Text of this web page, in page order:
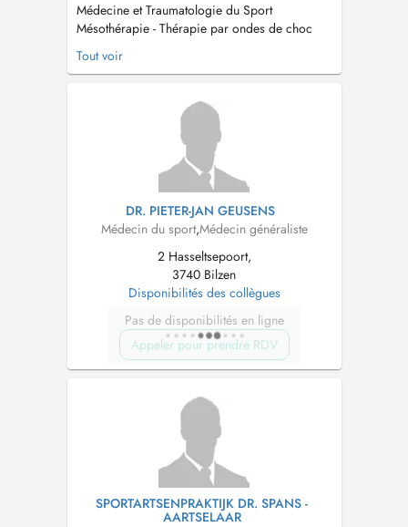
Médecine et Traumatologie du Sport
Mésothérapie - Thérapie par ondes de choc
Thérapie par PRP (Plasma Riche en Plaquettes)
ECG à l'effort Médecin agréé ACFF
foot) Médecine de plongée et hyperbare
ATTENTION : la prise de RDV pour aptitude
Tout voir
DR. PIETER-JAN GEUSENS
Médecin du sport,Médecin généraliste
2 Hasseltsepoort,
3740 Bilzen
Disponibilités des collègues
Pas de disponibilités en ligne
Appeler pour prendre RDV
SPORTARTSENPRAKTIJK DR. SPANS -
AARTSELAAR